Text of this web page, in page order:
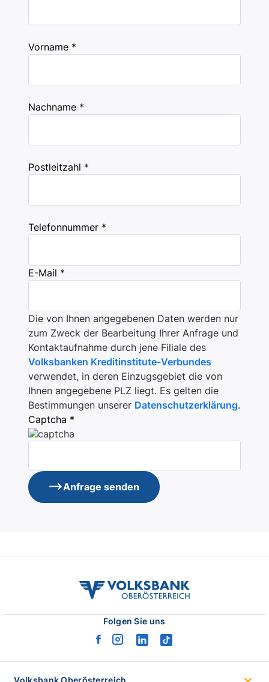
Vorname *
Nachname *
Postleitzahl *
Telefonnummer *
E-Mail *
Die von Ihnen angegebenen Daten werden nur
zum Zweck der Bearbeitung Ihrer Anfrage und
Kontaktaufnahme durch jene Filiale des
Volksbanken Kreditinstitute-Verbundes
verwendet, in deren Einzugsgebiet die von
Ihnen angegebene PLZ liegt. Es gelten die
Bestimmungen unserer Datenschutzerklärung.
Captcha *
Anfrage senden
volksbank
ooe
Folgen Sie uns
facebook
instagram
linkedintiktok
Volksbank Oberösterreich